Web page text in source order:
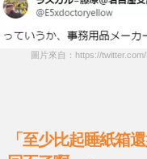
圖片來自：https://
「至少比起睡紙箱